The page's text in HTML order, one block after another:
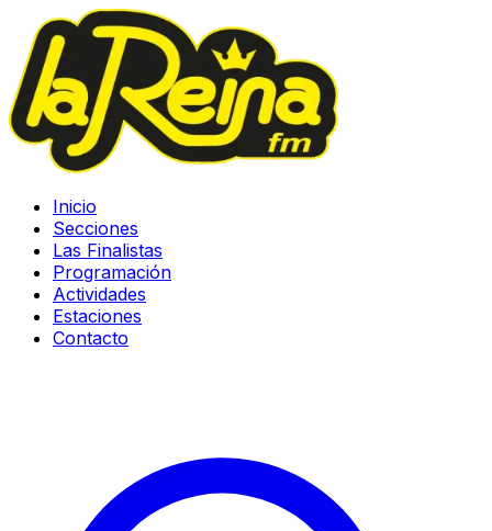
Inicio
Secciones
Las Finalistas
Programación
Actividades
Estaciones
Contacto